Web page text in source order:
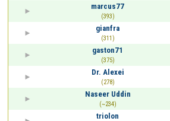
marcus77
(393)
gianfra
(311)
gaston71
(375)
Dr. Alexei
(278)
Naseer Uddin
(~234)
triolon